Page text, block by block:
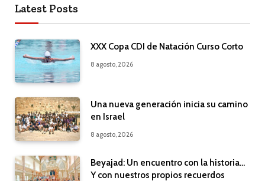
Latest Posts
XXX Copa CDI de Natación Curso Corto
8 agosto, 2026
Una nueva generación inicia su camino
en Israel
8 agosto, 2026
Beyajad: Un encuentro con la historia…
Y con nuestros propios recuerdos